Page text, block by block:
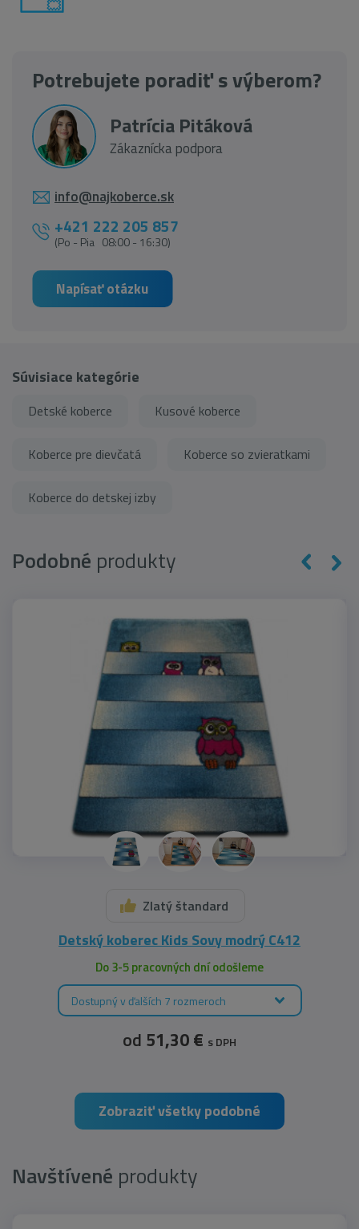
Potrebujete poradiť s výberom?
Patrícia Pitáková
Zákaznícka podpora
info@najkoberce.sk
+421 222 205 857
(Po - Pia 08:00 - 16:30)
Napísať otázku
Súvisiace kategórie
Detské koberce Kusové koberce
Koberce pre dievčatá Koberce so zvieratkami
Koberce do detskej izby
Podobné produkty
Zlatý štandard
Detský koberec Kids Sovy modrý C412
Do 3-5 pracovných dní odošleme
Dostupný v ďalších 7 rozmeroch
od 51,30 € s DPH
Zobraziť všetky podobné
Navštívené produkty